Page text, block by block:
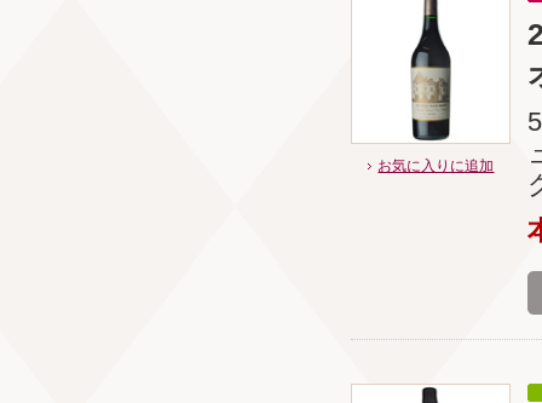
お気に入りに追加